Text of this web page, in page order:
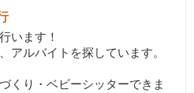
います！
アルバイトを探しています。
くり・ベビーシッターできま